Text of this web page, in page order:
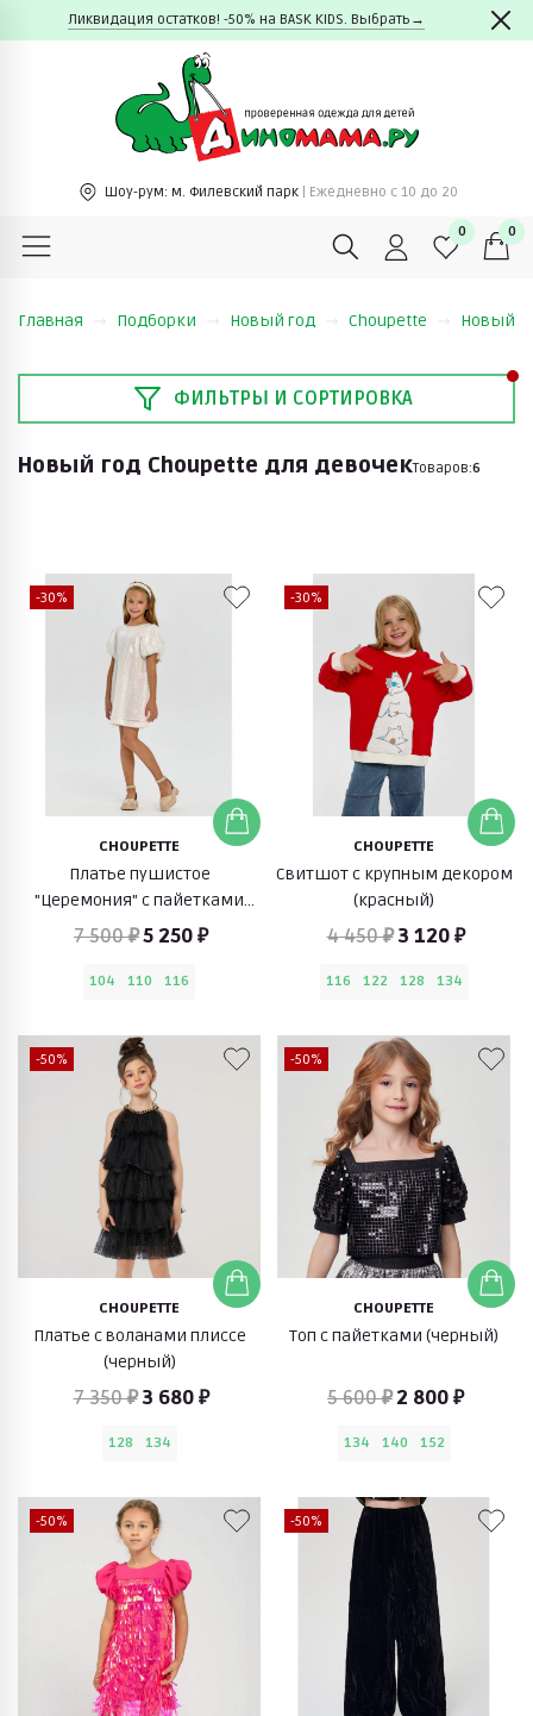
Ликвидация остатков! -50% на BASK KIDS. Выбрать→
Шоу-рум: м. Филевский парк | Ежедневно c 10 до 20
0 0
Главная Подборки Новый год Choupette Новый
ФИЛЬТРЫ И СОРТИРОВКА
Новый год Choupette для девочекТоваров:6
-30%
CHOUPETTE
Платье пушистое
"Церемония" с пайетками
(экрю)
7 500 ₽5 250 ₽
104 110 116
-30%
CHOUPETTE
Свитшот с крупным декором
(красный)
4 450 ₽3 120 ₽
116 122 128 134
-50%
CHOUPETTE
Платье с воланами плиссе
(черный)
7 350 ₽3 680 ₽
128 134
-50%
CHOUPETTE
Топ с пайетками (черный)
5 600 ₽ 2 800 ₽
134 140 152
-50% -50%